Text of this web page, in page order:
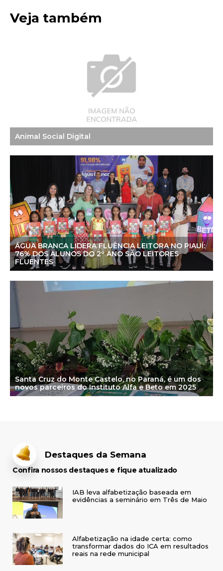
Veja também
Animal Social Digital
ÁGUA BRANCA LIDERA FLUÊNCIA LEITORA NO PIAUÍ:
76% DOS ALUNOS DO 2º ANO SÃO LEITORES
FLUENTES
Santa Cruz do Monte Castelo, no Paraná, é um dos
novos parceiros do Instituto Alfa e Beto em 2025
Destaques da Semana
Confira nossos destaques e fique atualizado
IAB leva alfabetização baseada em
evidências a seminário em Três de Maio
Alfabetização na idade certa: como
transformar dados do ICA em resultados
reais na rede municipal